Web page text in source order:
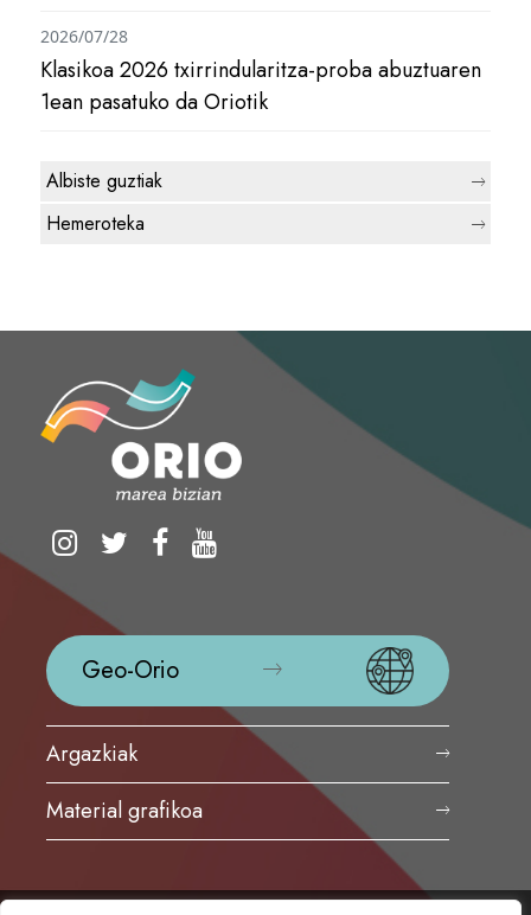
Klasikoa 2026 txirrindularitza-proba abuztuaren
1ean pasatuko da Oriotik
2026/07/28
Albiste guztiak
Hemeroteka
Geo-Orio
Argazkiak
Material grafikoa